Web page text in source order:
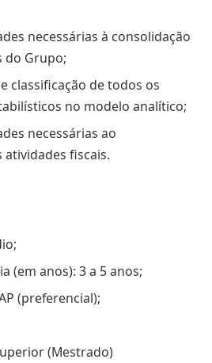
necessárias à consolidação
do Grupo;
classificação de todos os
no modelo analítico;
necessárias ao
fiscais.
(em anos): 3 a 5 anos;
(preferencial);
(Mestrado)